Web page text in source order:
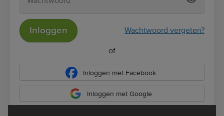
Inloggen Wachtwoord vergeten?
of
Inloggen met Facebook
Inloggen met Google